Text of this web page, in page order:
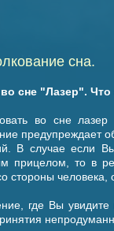
сна.
сне "Лазер". Что
во сне
предупреждает
В случае если
прицелом, то в
стороны человека,
где Вы